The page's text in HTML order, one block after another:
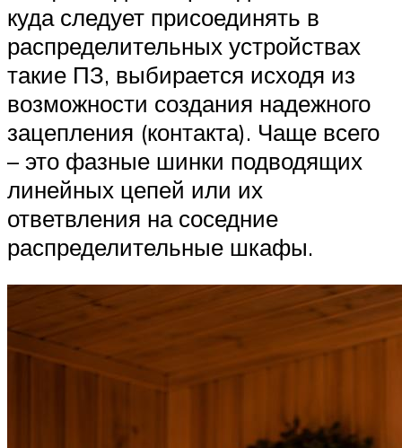
куда следует присоединять в
распределительных устройствах
такие ПЗ, выбирается исходя из
возможности создания надежного
зацепления (контакта). Чаще всего
– это фазные шинки подводящих
линейных цепей или их
ответвления на соседние
распределительные шкафы.